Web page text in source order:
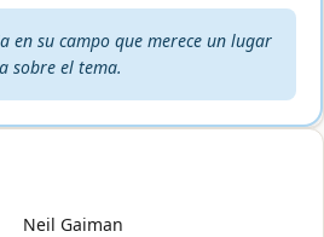
en su campo que merece un lugar
sobre el tema.
Neil Gaiman